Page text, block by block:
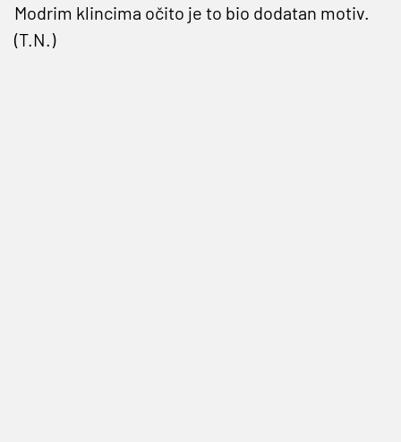
Modrim klincima očito je to bio dodatan motiv.
(T.N.)